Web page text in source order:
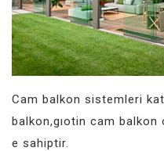
Cam balkon sistemleri
balkon,gıotin cam
e sahiptir.